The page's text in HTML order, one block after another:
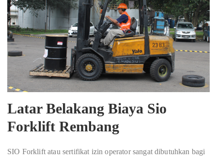
Latar Belakang Biaya Sio
Forklift Rembang
SIO Forklift atau sertifikat izin operator sangat dibutuhkan bagi